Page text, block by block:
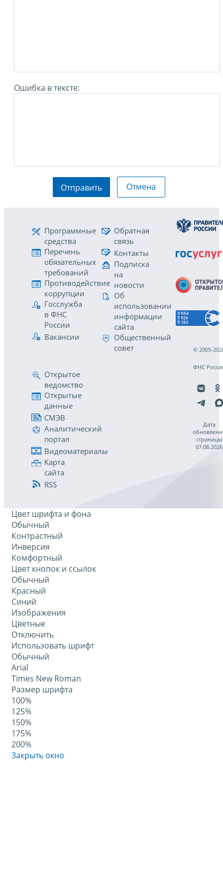
Ошибка в тексте:
Отправить Отмена
Программные
средства
Перечень
обязательных
требований
Противодействие
коррупции
Госслужба
в ФНС
России
Вакансии
Обратная
связь
Контакты
Подписка
на
новости
Об
использовании
информации
сайта
Общественный
совет
Открытое
ведомство
Открытые
данные
СМЭВ
Аналитический
портал
Видеоматериалы
Карта
сайта
RSS
© 2005-
ФНС
Дата
страницы
07.08.2026
Цвет шрифта и фона
Обычный
Контрастный
Инверсия
Комфортный
Цвет кнопок и ссылок
Обычный
Красный
Синий
Изображения
Цветные
Отключить
Использовать шрифт
Обычный
Arial
Times New Roman
Размер шрифта
100%
125%
150%
175%
200%
Закрыть окно